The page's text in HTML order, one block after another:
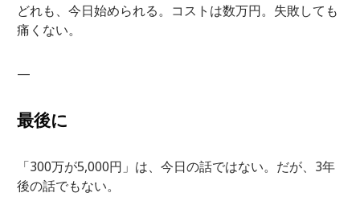
どれも、今日始められる。コストは数万円。失敗しても
痛くない。
—
最後に
「300万が5,000円」は、今日の話ではない。だが、3年
後の話でもない。